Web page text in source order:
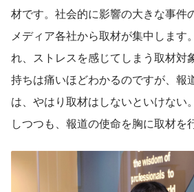
材です。社会的に影響の大きな事件
メディア各社から取材が集中します
れ、ストレスを感じてしまう取材対
持ちは痛いほどわかるのですが、報
は、やはり取材はしないといけない
しつつも、報道の使命を胸に取材を